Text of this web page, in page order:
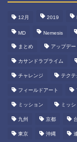
12月 2019
MD Nemesis
まとめ アップデー
カサンドラプライム
チャレンジ テクテ
フィールドアート
ミッション ミッ
九州 京都
東京 沖縄